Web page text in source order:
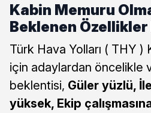
Kabin Memuru
Beklenen
Türk Hava Yolları ( THY )
için adaylardan öncelikle
beklentisi, Güler yüzlü,
yüksek, Ekip